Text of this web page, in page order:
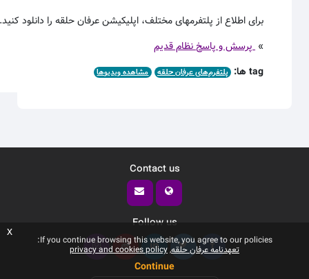
برای اطلاع از پلتفرمهای مختلف، اپلیکیشن عرفان حلقه را دانلود کنید.
» پرسش و پاسخ نظام قدیم
tag ها:
پلتفرم‌های عرفان حلقه مشاهده ویدیوها
Contact us
Follow us
If you continue browsing this website, you agree to our policies:
تعهدنامه عرفان حلقه privacy and cookies policy
Continue
x